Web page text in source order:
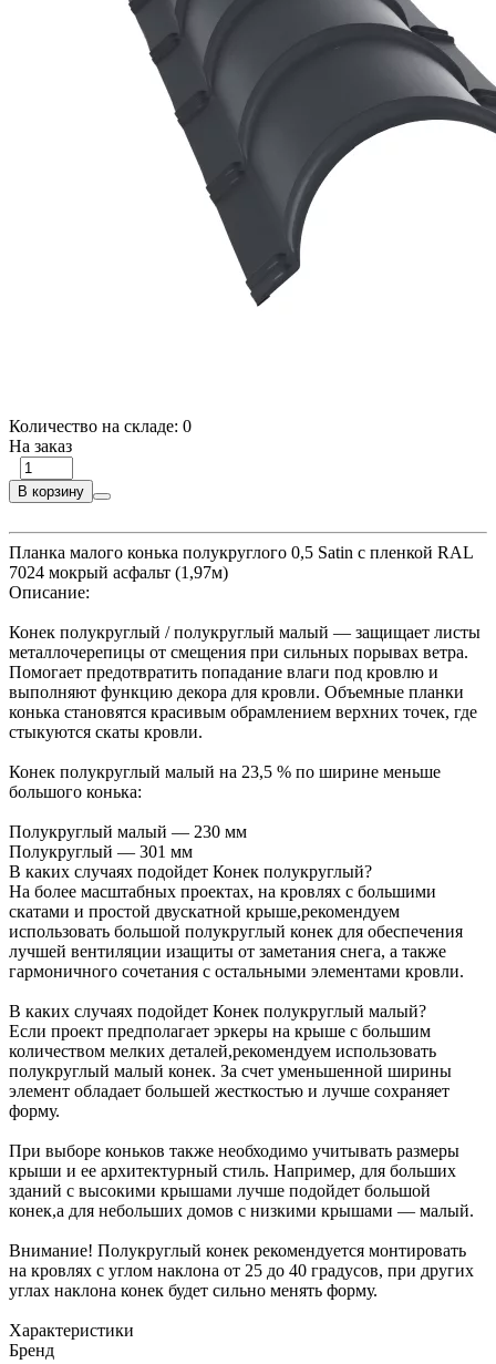
Количество на складе: 0
На заказ
В корзину
Планка малого конька полукруглого 0,5 Satin с пленкой RAL
7024 мокрый асфальт (1,97м)
Описание:
Конек полукруглый / полукруглый малый — защищает листы
металлочерепицы от смещения при сильных порывах ветра.
Помогает предотвратить попадание влаги под кровлю и
выполняют функцию декора для кровли. Объемные планки
конька становятся красивым обрамлением верхних точек, где
стыкуются скаты кровли.
Конек полукруглый малый на 23,5 % по ширине меньше
большого конька:
Полукруглый малый — 230 мм
Полукруглый — 301 мм
В каких случаях подойдет Конек полукруглый?
На более масштабных проектах, на кровлях с большими
скатами и простой двускатной крыше,рекомендуем
использовать большой полукруглый конек для обеспечения
лучшей вентиляции изащиты от заметания снега, а также
гармоничного сочетания с остальными элементами кровли.
В каких случаях подойдет Конек полукруглый малый?
Если проект предполагает эркеры на крыше с большим
количеством мелких деталей,рекомендуем использовать
полукруглый малый конек. За счет уменьшенной ширины
элемент обладает большей жесткостью и лучше сохраняет
форму.
При выборе коньков также необходимо учитывать размеры
крыши и ее архитектурный стиль. Например, для больших
зданий с высокими крышами лучше подойдет большой
конек,а для небольших домов с низкими крышами — малый.
Внимание! Полукруглый конек рекомендуется монтировать
на кровлях с углом наклона от 25 до 40 градусов, при других
углах наклона конек будет сильно менять форму.
Характеристики
Бренд